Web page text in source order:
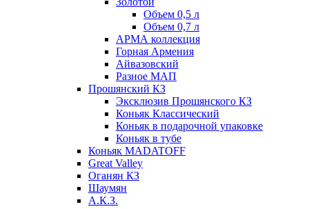
Объем 0,5 л
Объем 0,7 л
АРМА коллекция
Горная Армения
Айвазовский
Разное МАП
Прошянский КЗ
Эксклюзив Прошянского КЗ
Коньяк Классический
Коньяк в подарочной упаковке
Коньяк в тубе
Коньяк MADATOFF
Great Valley
Оганян КЗ
Шаумян
А.К.З.